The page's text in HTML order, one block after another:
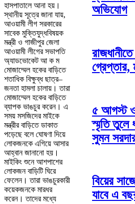
হাসপাতালে আনা হয়।
স্থানীয় সূত্রে জানা যায়,
আওয়ামী লীগ সরকারের
সাবেক মুক্তিযুদ্ধবিষয়ক
মন্ত্রী ও গাজীপুর জেলা
আওয়ামী লীগের সভাপতি
অ্যাডভোকেট আ ক ম
মোজাম্মেল হকের বাড়িতে
শতাধিক বিক্ষুব্ধ ছাত্র–
জনতা হামলা চালায়। তারা
মোজাম্মেল হকের বাড়িতে
ব্যাপক ভাঙচুর করেন। এ
সময় মসজিদের মাইকে
মন্ত্রীর বাড়িতে ডাকাত
পড়েছে বলে ঘোষণা দিয়ে
লোকজনকে এগিয়ে আসার
আহ্বান জানানো হয়।
মাইকিং শুনে আশপাশের
লোকজন বাড়িটি ঘিরে
ফেলেন। তারা ভাঙচুরকারী
কয়েকজনকে মারধর
করেন। তাদের মধ্যে
অভিযোগ
গ্রেপ্তার,
৫ আগস্ট ও
স্মৃতি তুলে
সুমন
বিয়ের
যাবে এ